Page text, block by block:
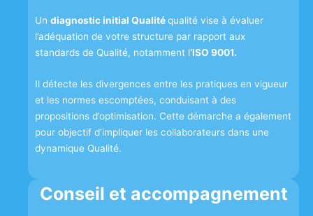
Un diagnostic initial Qualitéqualité vise à évaluer
l’adéquation de votre structure par rapport aux
standards de Qualité, notamment l‘ISO 9001.
Il détecte les divergences entre les pratiques en vigueur
et les normes escomptées, conduisant à des
propositions d’optimisation. Cette démarche a également
pour objectif d’impliquer les collaborateurs dans une
dynamique Qualité.
Conseil et accompagnement